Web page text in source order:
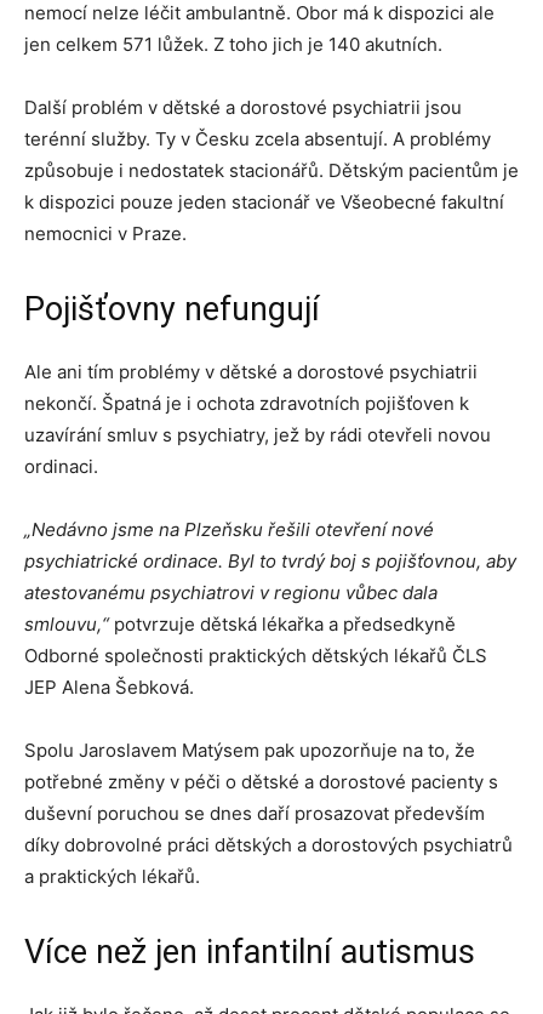
nemocí nelze léčit ambulantně. Obor má k dispozici ale
jen celkem 571 lůžek. Z toho jich je 140 akutních.
Další problém v dětské a dorostové psychiatrii jsou
terénní služby. Ty v Česku zcela absentují. A problémy
způsobuje i nedostatek stacionářů. Dětským pacientům je
k dispozici pouze jeden stacionář ve Všeobecné fakultní
nemocnici v Praze.
Pojišťovny nefungují
Ale ani tím problémy v dětské a dorostové psychiatrii
nekončí. Špatná je i ochota zdravotních pojišťoven k
uzavírání smluv s psychiatry, jež by rádi otevřeli novou
ordinaci.
„Nedávno jsme na Plzeňsku řešili otevření nové
psychiatrické ordinace. Byl to tvrdý boj s pojišťovnou, aby
atestovanému psychiatrovi v regionu vůbec dala
smlouvu,“ potvrzuje dětská lékařka a předsedkyně
Odborné společnosti praktických dětských lékařů ČLS
JEP Alena Šebková.
Spolu Jaroslavem Matýsem pak upozorňuje na to, že
potřebné změny v péči o dětské a dorostové pacienty s
duševní poruchou se dnes daří prosazovat především
díky dobrovolné práci dětských a dorostových psychiatrů
a praktických lékařů.
Více než jen infantilní autismus